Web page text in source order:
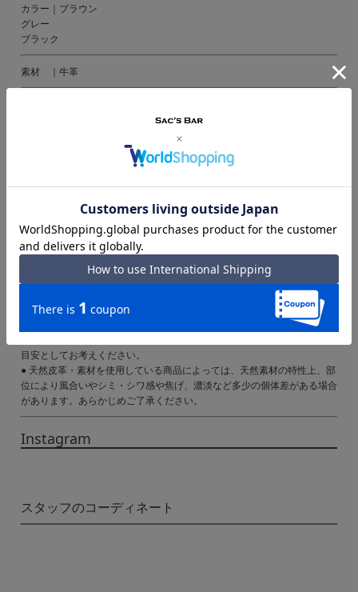
カラー｜ブラウン
グレー
ブラック
素材 ｜牛革
備考 ｜インド製
ご注意ください｜
● 商品の画像は、できるだけ商品に近いカラーにて掲載をしております。
お客様のモニターの発色または設定により、実際の色味と異なる場合もあ
ります。あらかじめご了承ください。
● メーカーサイズ、もしくは実際に測った寸法となります。商品の素材等
目安としてお考えください。
● 天然皮革・素材を使用している商品によっては、天然素材の特性上、部
位により風合いやシミ・シワ感や焦げ、濃淡など多少の個体差がある場合
があります。あらかじめご了承ください。
Instagram
スタッフのコーディネート